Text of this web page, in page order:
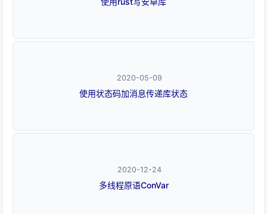
2020-05-09
使用状态码加消息传递库状态
2020-12-24
多线程原语ConVar